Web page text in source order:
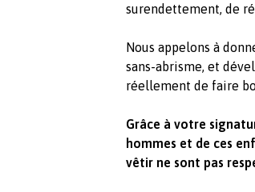
surendettement, de
Nous appelons à
sans-abrisme, et
réellement de faire
Grâce à votre
hommes et de ces
vêtir ne sont pas